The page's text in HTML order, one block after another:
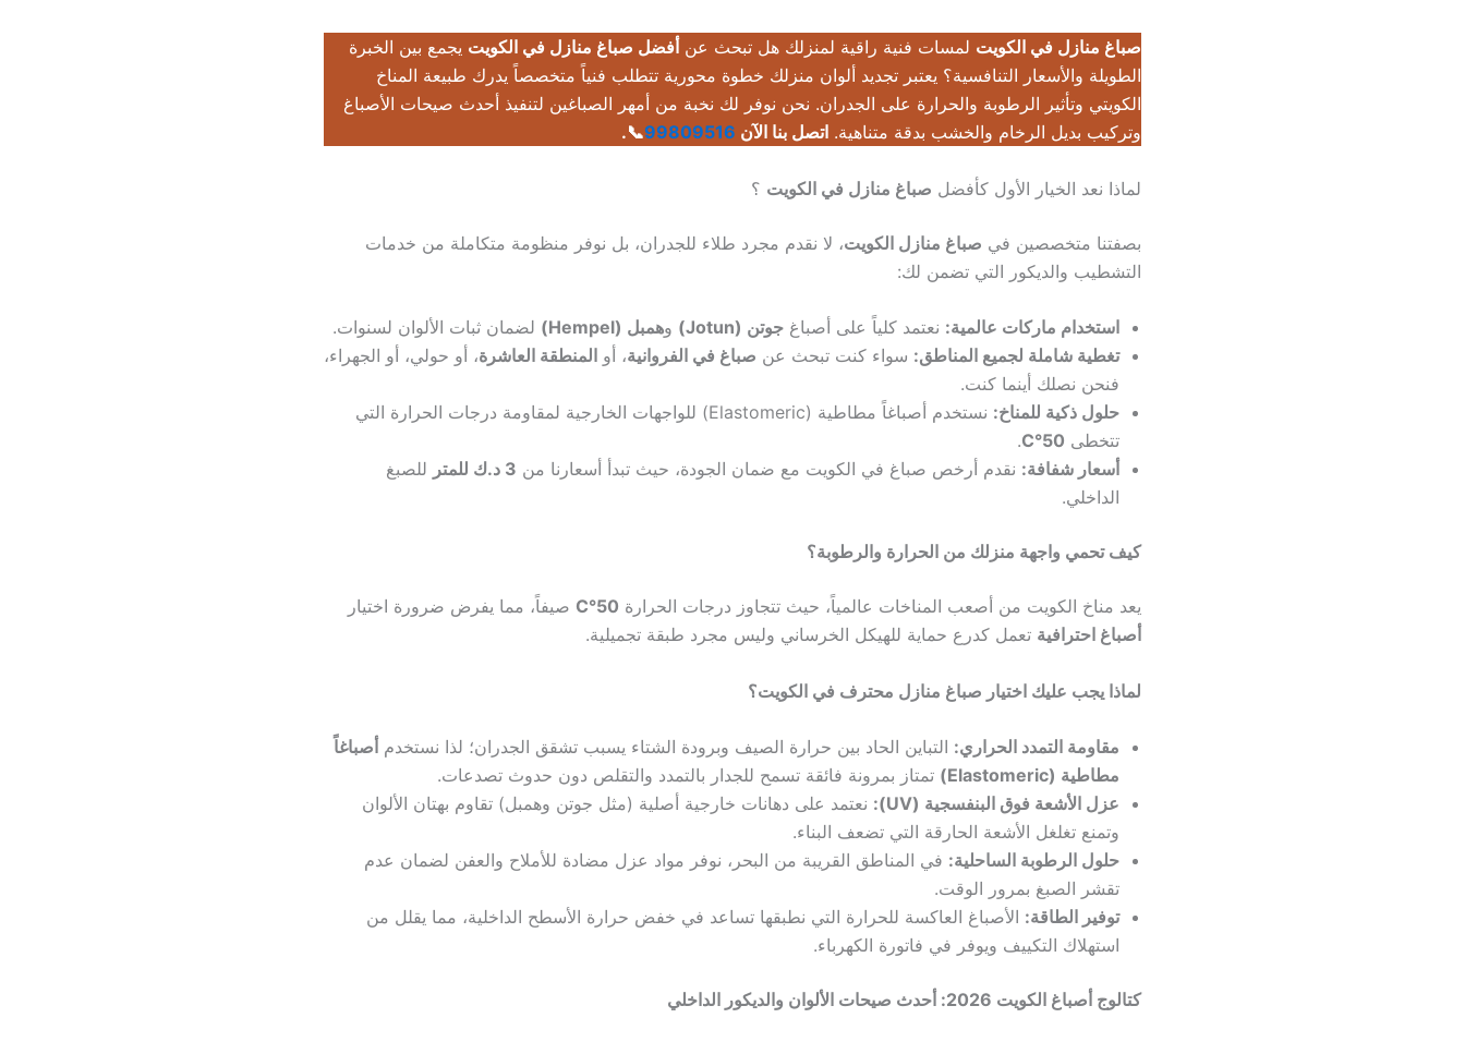
صباغ منازل في الكويت لمسات فنية راقية لمنزلك هل تبحث عن أفضل صباغ منازل في الكويت يجمع بين الخبرة
الطويلة والأسعار التنافسية؟ يعتبر تجديد ألوان منزلك خطوة محورية تتطلب فنياً متخصصاً يدرك طبيعة المناخ
الكويتي وتأثير الرطوبة والحرارة على الجدران. نحن نوفر لك نخبة من أمهر الصباغين لتنفيذ أحدث صيحات الأصباغ
وتركيب بديل الرخام والخشب بدقة متناهية. اتصل بنا الآن 99809516
📞.
لماذا نعد الخيار الأول كأفضل صباغ منازل في الكويت ؟
بصفتنا متخصصين في صباغ منازل الكويت، لا نقدم مجرد طلاء للجدران، بل نوفر منظومة متكاملة من خدمات
التشطيب والديكور التي تضمن لك:
استخدام ماركات عالمية: نعتمد كلياً على أصباغ جوتن (Jotun) وهمبل (Hempel)
لضمان ثبات الألوان لسنوات.
تغطية شاملة لجميع المناطق: سواء كنت تبحث عن صباغ في الفروانية، أو المنطقة العاشرة، أو حولي، أو الجهراء،
فنحن نصلك أينما كنت.
حلول ذكية للمناخ:
نستخدم أصباغاً مطاطية (Elastomeric) للواجهات الخارجية لمقاومة درجات الحرارة التي
تتخطى 50°C
.
أسعار شفافة: نقدم أرخص صباغ في الكويت مع ضمان الجودة، حيث تبدأ أسعارنا من 3 د.ك للمتر
للصبغ
الداخلي.
كيف تحمي واجهة منزلك من الحرارة والرطوبة؟
يعد مناخ الكويت من أصعب المناخات عالمياً، حيث تتجاوز درجات الحرارة 50°C
صيفاً، مما يفرض ضرورة اختيار
أصباغ احترافية تعمل كدرع حماية للهيكل الخرساني وليس مجرد طبقة تجميلية.
لماذا يجب عليك اختيار صباغ منازل محترف في الكويت؟
مقاومة التمدد الحراري: التباين الحاد بين حرارة الصيف وبرودة الشتاء يسبب تشقق الجدران؛ لذا نستخدم أصباغاً
مطاطية (Elastomeric)
تمتاز بمرونة فائقة تسمح للجدار بالتمدد والتقلص دون حدوث تصدعات.
عزل الأشعة فوق البنفسجية (UV):
نعتمد على دهانات خارجية أصلية (مثل جوتن وهمبل) تقاوم بهتان الألوان
وتمنع تغلغل الأشعة الحارقة التي تضعف البناء.
حلول الرطوبة الساحلية: في المناطق القريبة من البحر، نوفر مواد عزل مضادة للأملاح والعفن لضمان عدم
تقشر الصبغ بمرور الوقت.
توفير الطاقة: الأصباغ العاكسة للحرارة التي نطبقها تساعد في خفض حرارة الأسطح الداخلية، مما يقلل من
استهلاك التكييف ويوفر في فاتورة الكهرباء.
كتالوج أصباغ الكويت 2026: أحدث صيحات الألوان والديكور الداخلي